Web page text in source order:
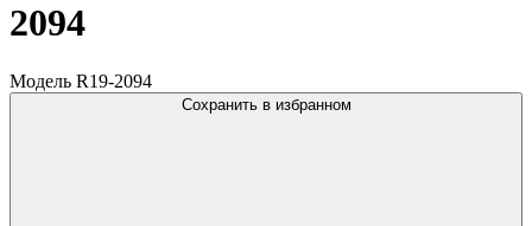
2094
Модель R19-2094
Сохранить в избранном